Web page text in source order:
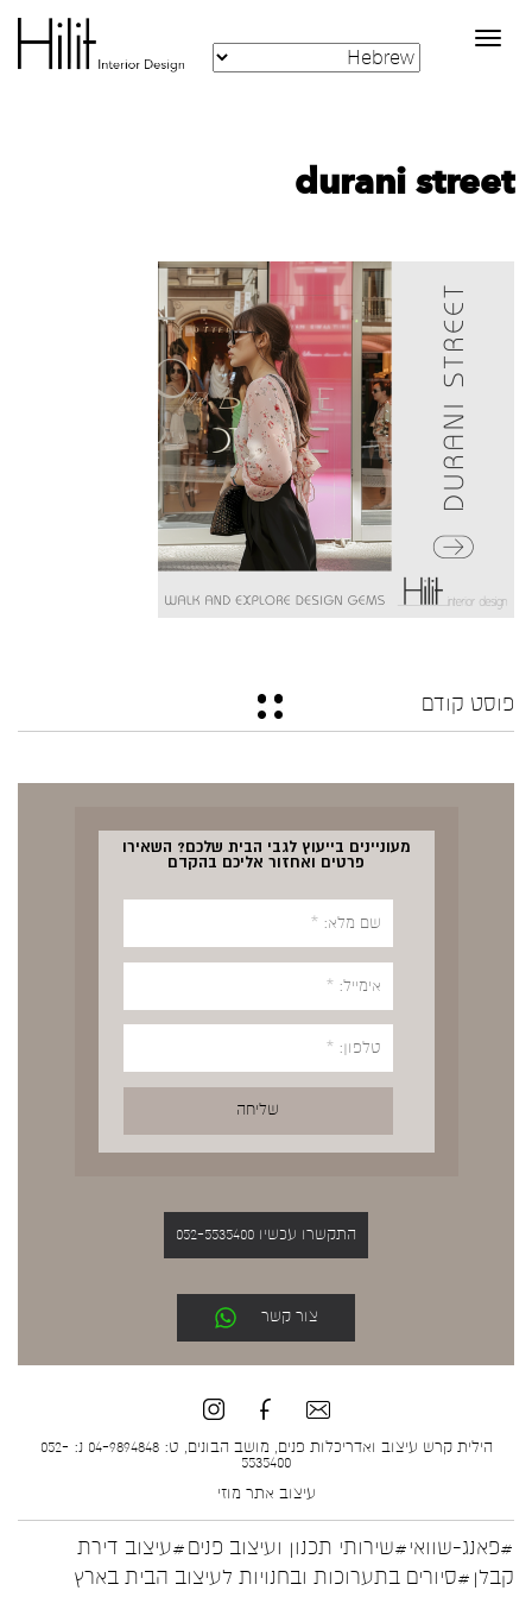
Toggle
navigation
durani street
פוסט קודם
מעוניינים בייעוץ לגבי הבית שלכם? השאירו
פרטים ואחזור אליכם בהקדם
התקשרו עכשיו 052-5535400
צור קשר
הילית קרש עיצוב ואדריכלות פנים, מושב הבונים, ט: 04-9894848 נ: 052-
5535400
עיצוב אתר מוזי
#פאנג-שוואי#שירותי תכנון ועיצוב פנים#עיצוב דירת
קבלן #סיורים בתערוכות ובחנויות לעיצוב הבית בארץ